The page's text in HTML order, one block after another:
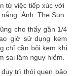
từ việc tiếp xúc với
Ảnh: The Sun
cho thấy gần 1/4
giờ sử dụng kem
chỉ cần bôi kem khi
sai lầm nguy hiểm.
trì thói quen bảo